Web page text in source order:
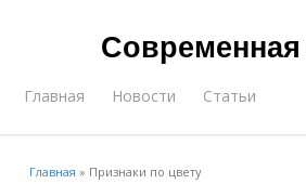
Главная Новости Статьи
Главная » Признаки по цвету